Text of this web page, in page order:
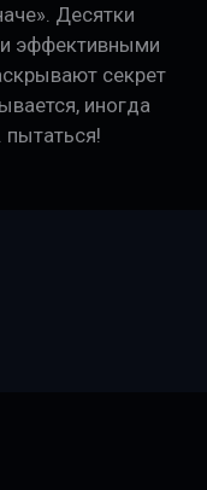
Десятки
эффективными
секрет
иногда
пытаться!